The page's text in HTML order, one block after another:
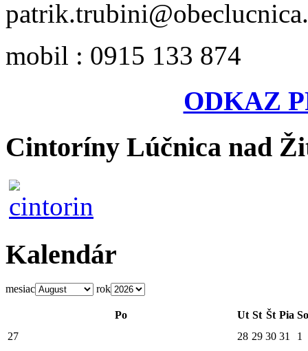
mobil : 0915 133 874
ODKAZ
Cintoríny Lúčnica nad
Kalendár
mesiac rok
Po Ut St Št Pia So
27
28 29 30 31
1